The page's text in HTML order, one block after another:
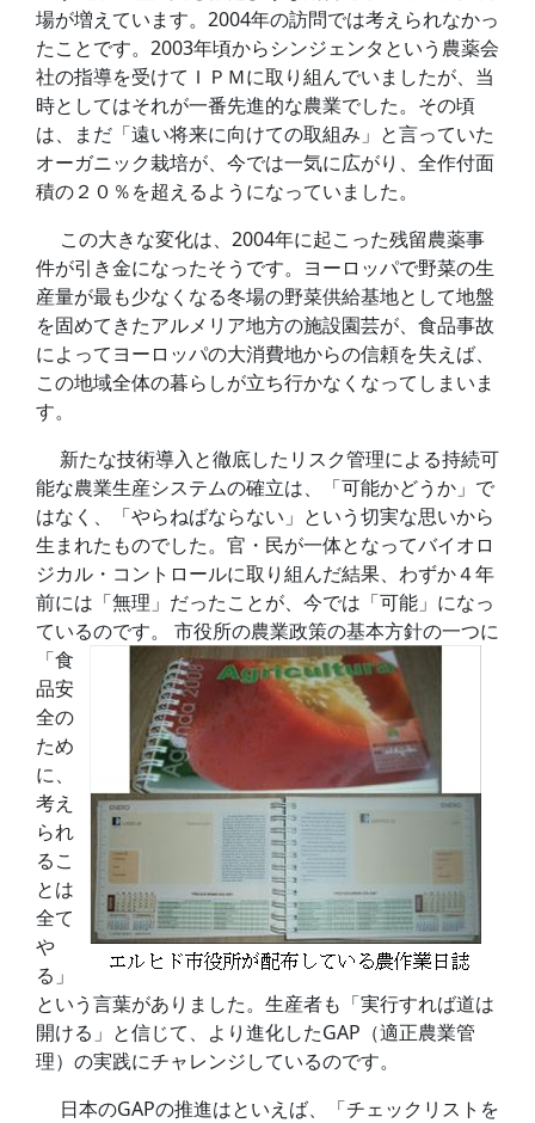
場が増えています。2004年の訪問では考えられなかっ
たことです。2003年頃からシンジェンタという農薬会
社の指導を受けてＩＰＭに取り組んでいましたが、当
時としてはそれが一番先進的な農業でした。その頃
は、まだ「遠い将来に向けての取組み」と言っていた
オーガニック栽培が、今では一気に広がり、全作付面
積の２０％を超えるようになっていました。
この大きな変化は、2004年に起こった残留農薬事
件が引き金になったそうです。ヨーロッパで野菜の生
産量が最も少なくなる冬場の野菜供給基地として地盤
を固めてきたアルメリア地方の施設園芸が、食品事故
によってヨーロッパの大消費地からの信頼を失えば、
この地域全体の暮らしが立ち行かなくなってしまいま
す。
新たな技術導入と徹底したリスク管理による持続可
能な農業生産システムの確立は、「可能かどうか」で
はなく、「やらねばならない」という切実な思いから
生まれたものでした。官・民が一体となってバイオロ
ジカル・コントロールに取り組んだ結果、わずか４年
前には「無理」だったことが、今では「可能」になっ
ているのです。
市役所の農業政策の基本方針の一つに
「食
品安
全の
ため
に、
考え
られ
るこ
とは
全て
や
る」
という言葉がありました。生産者も「実行すれば道は
開ける」と信じて、より進化したGAP（適正農業管
理）の実践にチャレンジしているのです。
日本のGAPの推進はといえば、「チェックリストを